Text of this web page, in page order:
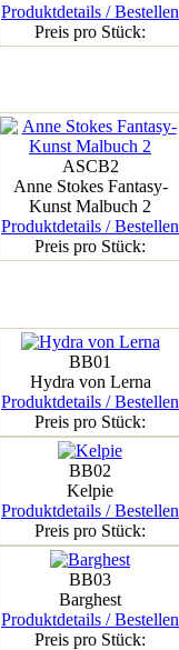
Produktdetails / Bestellen
Preis pro Stück:
ASCB2
Anne Stokes Fantasy-
Kunst Malbuch 2
Produktdetails / Bestellen
Preis pro Stück:
BB01
Hydra von Lerna
Produktdetails / Bestellen
Preis pro Stück:
BB02
Kelpie
Produktdetails / Bestellen
Preis pro Stück:
BB03
Barghest
Produktdetails / Bestellen
Preis pro Stück: